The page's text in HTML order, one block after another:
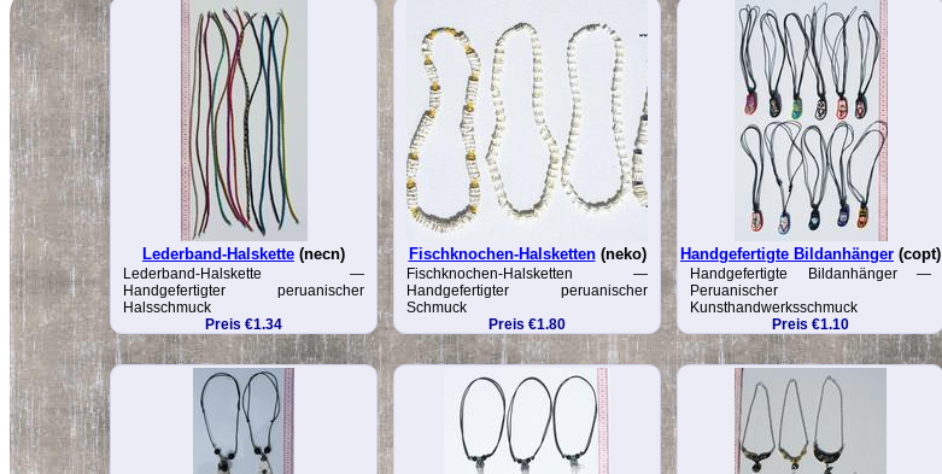
Lederband-Halskette (necn)
Lederband-Halskette —
Handgefertigter peruanischer
Halsschmuck
Preis €1.34
Fischknochen-Halsketten(neko)
Fischknochen-Halsketten —
Handgefertigter peruanischer
Schmuck
Preis €1.80
Handgefertigte Bildanhänger (copt)
Handgefertigte Bildanhänger —
Peruanischer
Kunsthandwerksschmuck
Preis €1.10